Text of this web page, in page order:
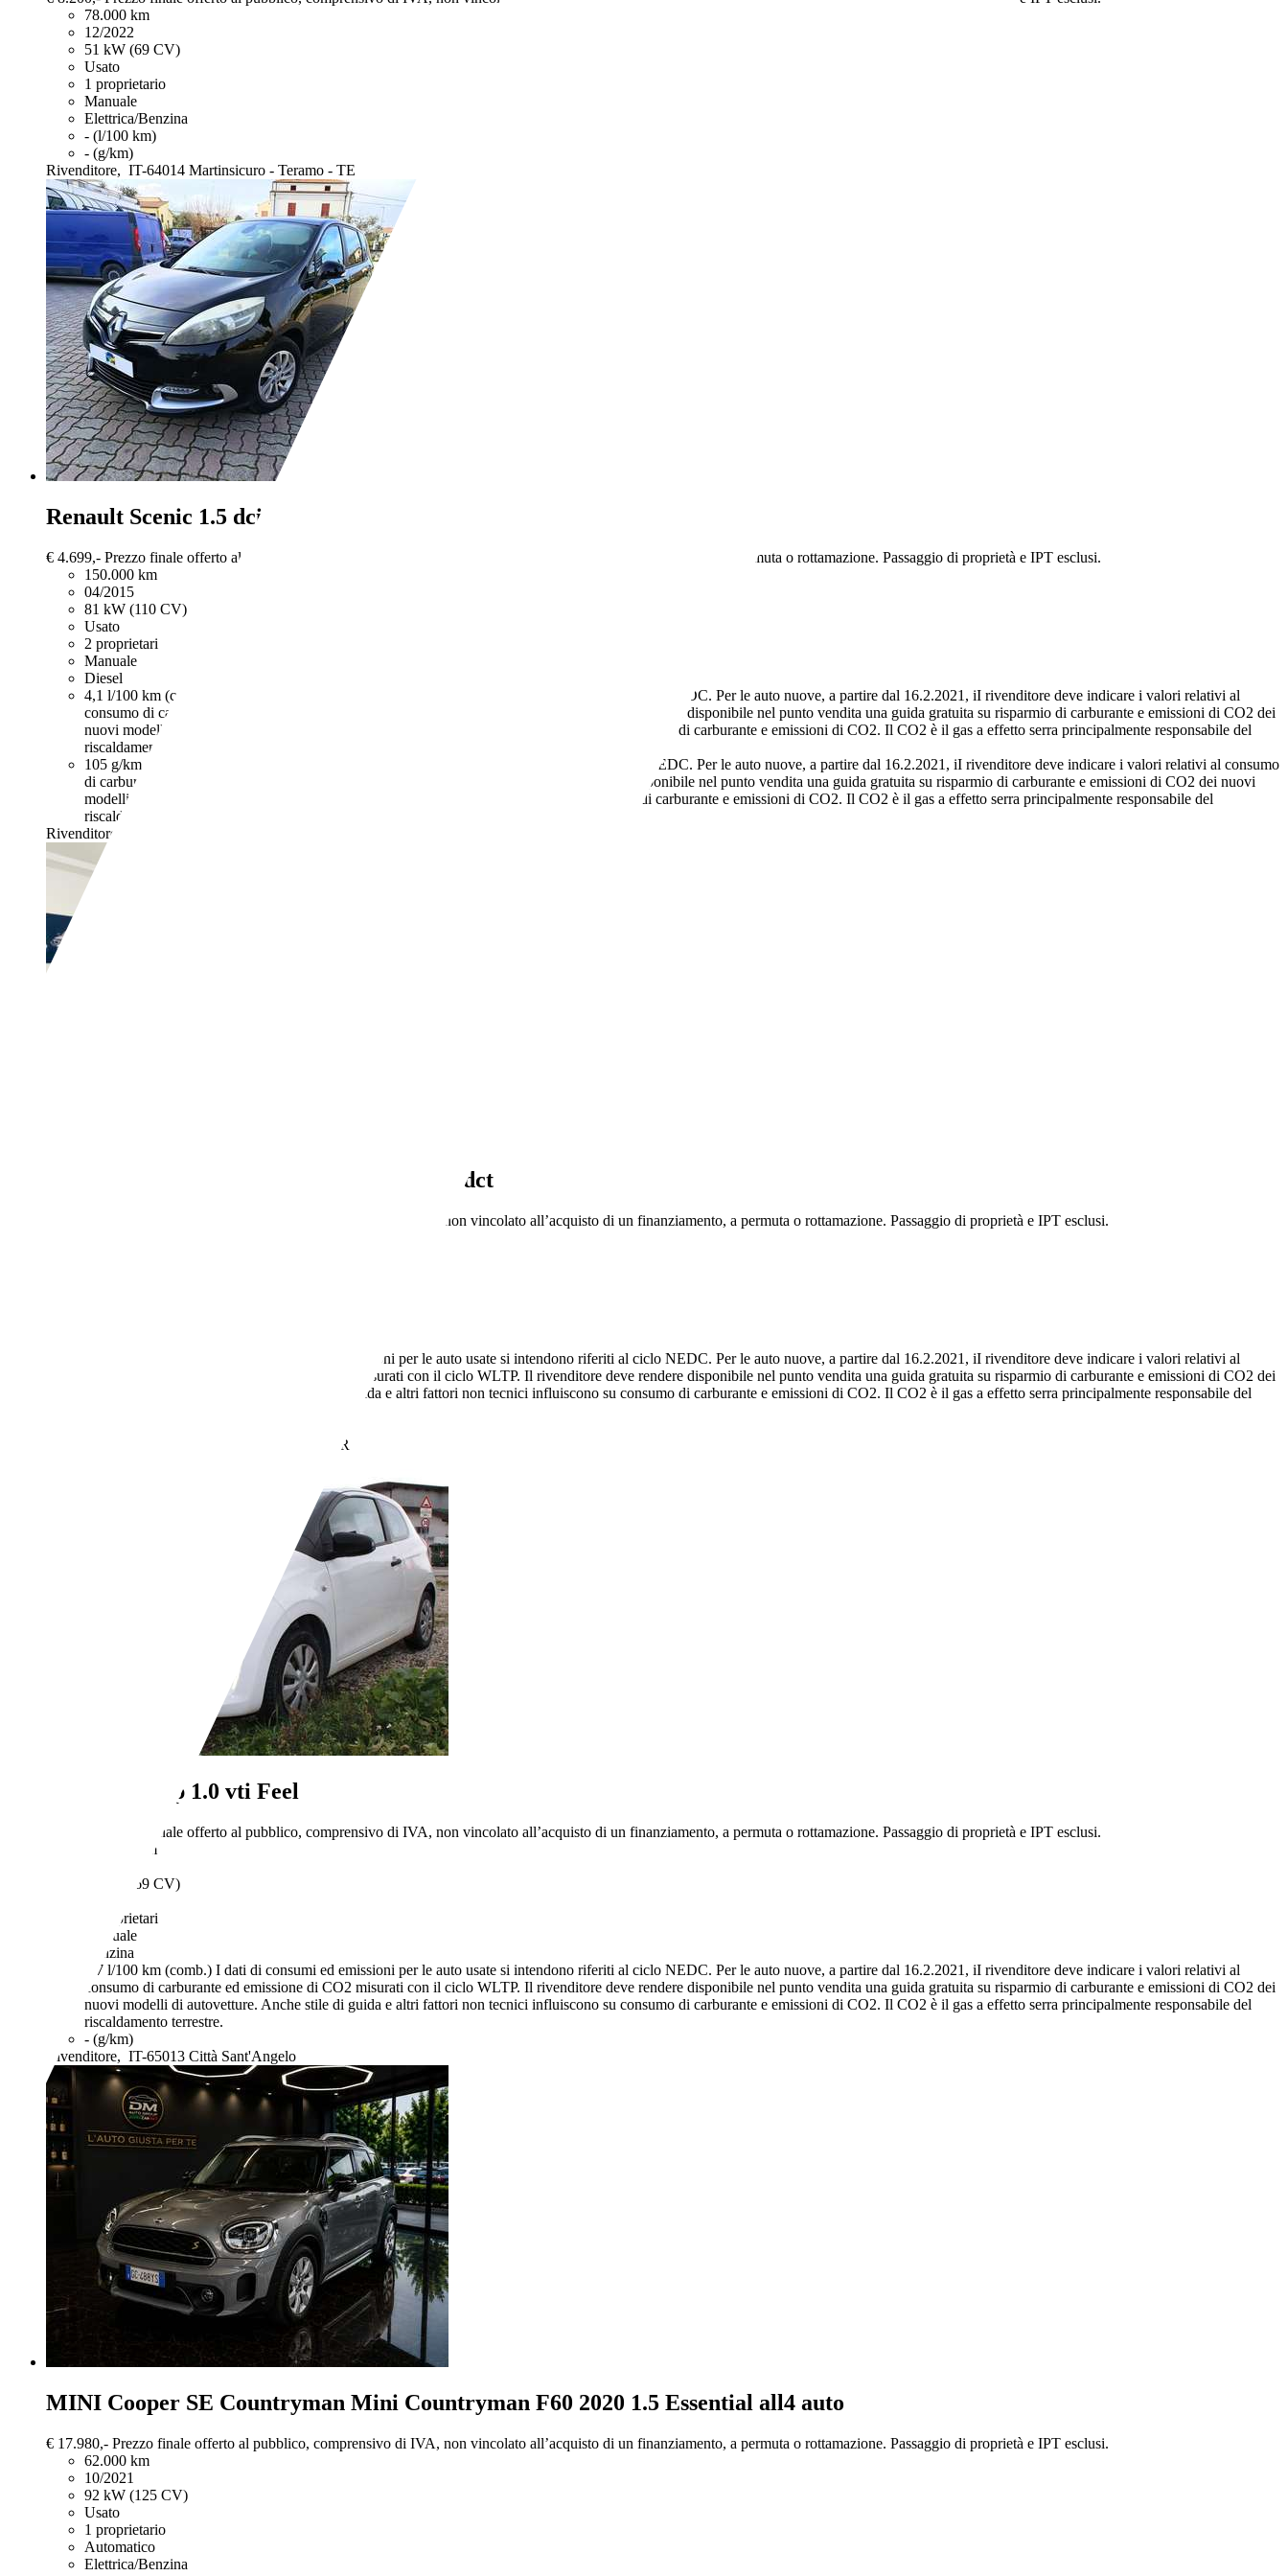
78.000 km
12/2022
51 kW (69 CV)
Usato
1 proprietario
Manuale
Elettrica/Benzina
- (l/100 km)
- (g/km)
Rivenditore, IT-64014 Martinsicuro - Teramo - TE
Renault Scenic 1.5 dci Limited s&s 110cv
€ 4.699,- Prezzo finale offerto al pubblico, comprensivo di IVA, non vincolato all’acquisto di un finanziamento, a permuta o rottamazione. Passaggio di proprietà e IPT esclusi.
150.000 km
04/2015
81 kW (110 CV)
Usato
2 proprietari
Manuale
Diesel
4,1 l/100 km (comb.)
I dati di consumi ed emissioni per le auto usate si intendono riferiti al ciclo NEDC. Per le auto nuove, a partire dal 16.2.2021, iI rivenditore deve indicare i valori relativi al
consumo di carburante ed emissione di CO2 misurati con il ciclo WLTP. Il rivenditore deve rendere disponibile nel punto vendita una guida gratuita su risparmio di carburante e emissioni di CO2 dei
nuovi modelli di autovetture. Anche stile di guida e altri fattori non tecnici influiscono su consumo di carburante e emissioni di CO2. Il CO2 è il gas a effetto serra principalmente responsabile del
riscaldamento terrestre.
105 g/km (comb.)
I dati di consumi ed emissioni per le auto usate si intendono riferiti al ciclo NEDC. Per le auto nuove, a partire dal 16.2.2021, iI rivenditore deve indicare i valori relativi al consumo
di carburante ed emissione di CO2 misurati con il ciclo WLTP. Il rivenditore deve rendere disponibile nel punto vendita una guida gratuita su risparmio di carburante e emissioni di CO2 dei nuovi
modelli di autovetture. Anche stile di guida e altri fattori non tecnici influiscono su consumo di carburante e emissioni di CO2. Il CO2 è il gas a effetto serra principalmente responsabile del
riscaldamento terrestre.
Rivenditore,
1.3 t4 Limited 2wd 150cv ddct
Prezzo finale offerto al pubblico, comprensivo di IVA, non vincolato all’acquisto di un finanziamento, a permuta o rottamazione. Passaggio di proprietà e IPT esclusi.
I dati di consumi ed emissioni per le auto usate si intendono riferiti al ciclo NEDC. Per le auto nuove, a partire dal 16.2.2021, iI rivenditore deve indicare i valori relativi al
consumo di carburante ed emissione di CO2 misurati con il ciclo WLTP. Il rivenditore deve rendere disponibile nel punto vendita una guida gratuita su risparmio di carburante e emissioni di CO2 dei
nuovi modelli di autovetture. Anche stile di guida e altri fattori non tecnici influiscono su consumo di carburante e emissioni di CO2. Il CO2 è il gas a effetto serra principalmente responsabile del
IT-72018 San Michele Salentino BR
3p 1.0 vti Feel
Prezzo finale offerto al pubblico, comprensivo di IVA, non vincolato all’acquisto di un finanziamento, a permuta o rottamazione. Passaggio di proprietà e IPT esclusi.
107.180 km
51 kW (69 CV)
2 proprietari
Manuale
Benzina
4,7 l/100 km (comb.) I dati di consumi ed emissioni per le auto usate si intendono riferiti al ciclo NEDC. Per le auto nuove, a partire dal 16.2.2021, iI rivenditore deve indicare i valori relativi al
consumo di carburante ed emissione di CO2 misurati con il ciclo WLTP. Il rivenditore deve rendere disponibile nel punto vendita una guida gratuita su risparmio di carburante e emissioni di CO2 dei
nuovi modelli di autovetture. Anche stile di guida e altri fattori non tecnici influiscono su consumo di carburante e emissioni di CO2. Il CO2 è il gas a effetto serra principalmente responsabile del
riscaldamento terrestre.
- (g/km)
Rivenditore, IT-65013 Città Sant'Angelo
MINI Cooper SE Countryman Mini Countryman F60 2020 1.5 Essential all4 auto
€ 17.980,- Prezzo finale offerto al pubblico, comprensivo di IVA, non vincolato all’acquisto di un finanziamento, a permuta o rottamazione. Passaggio di proprietà e IPT esclusi.
62.000 km
10/2021
92 kW (125 CV)
Usato
1 proprietario
Automatico
Elettrica/Benzina